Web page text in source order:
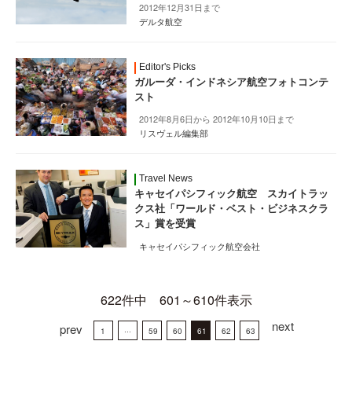
2012年12月31日まで
デルタ航空
Editor's Picks
ガルーダ・インドネシア航空フォトコンテ
スト
2012年8月6日から 2012年10月10日まで
リスヴェル編集部
Travel News
キャセイパシフィック航空 スカイトラッ
クス社「ワールド・ベスト・ビジネスクラ
ス」賞を受賞
キャセイパシフィック航空会社
622件中 601～610件表示
prev 1 ··· 59 60 61 62 63 next